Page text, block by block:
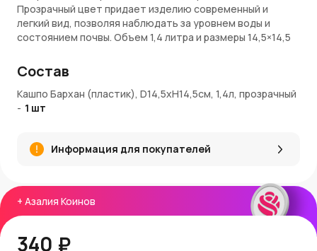
+ Азалия Коинов
340 ₽
Прозрачный цвет придает изделию современный и
легкий вид, позволяя наблюдать за уровнем воды и
состоянием почвы. Объем 1,4 литра и размеры 14,5×14,5
суккулентов или декоративных композиций. Прочный
пластик обеспечивает долговечность, устойчивость к
влаге и удобство в уходе.
Современный прозрачный дизайн, позволяющий
контролировать влажность
Прочный пластик, устойчивый к влаге и легкий в уходе
Универсальный стиль для дома, офиса или балкона
Легко очищается и долговечен в использовании
Состав
Кашпо Бархан (пластик), D14,5xH14,5см, 1,4л, прозрачный
- 1 шт
Информация для покупателей